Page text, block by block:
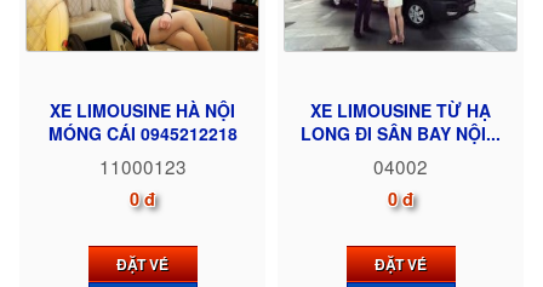
XE LIMOUSINE HÀ NỘI
MÓNG CÁI 0945212218
11000123
0 đ
ĐẶT VÉ
XE LIMOUSINE TỪ HẠ
LONG ĐI SÂN BAY NỘI...
04002
0 đ
ĐẶT VÉ